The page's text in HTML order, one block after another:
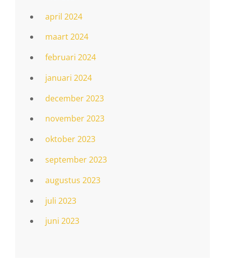
april 2024
maart 2024
februari 2024
januari 2024
december 2023
november 2023
oktober 2023
september 2023
augustus 2023
juli 2023
juni 2023